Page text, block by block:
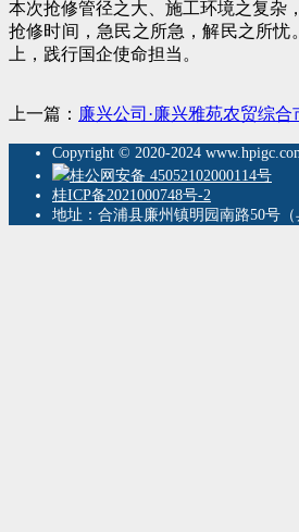
本次抢修管径之大、施工环境之复杂
抢修时间，急民之所急，解民之所
上，践行国企使命担当。
上一篇： 廉兴公司·廉兴雅苑农贸综
Copyright © 2020-2024
桂公网安备 45052102000114号
桂ICP备2021000748号-2
地址：合浦县廉州镇明园南路50号